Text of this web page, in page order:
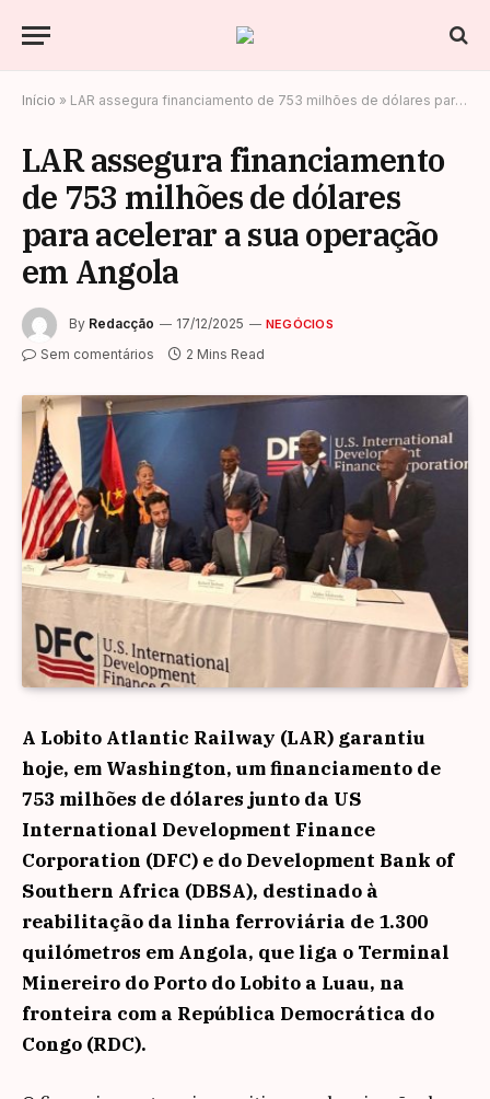
Início » LAR assegura financiamento de 753 milhões de dólares para acelerar a sua operação em Angola
LAR assegura financiamento
de 753 milhões de dólares
para acelerar a sua operação
em Angola
By Redacção 17/12/2025 NEGÓCIOS
Sem comentários 2 Mins Read
A Lobito Atlantic Railway (LAR) garantiu
hoje, em Washington, um financiamento de
753 milhões de dólares junto da US
International Development Finance
Corporation (DFC) e do Development Bank of
Southern Africa (DBSA), destinado à
reabilitação da linha ferroviária de 1.300
quilómetros em Angola, que liga o Terminal
Minereiro do Porto do Lobito a Luau, na
fronteira com a República Democrática do
Congo (RDC).